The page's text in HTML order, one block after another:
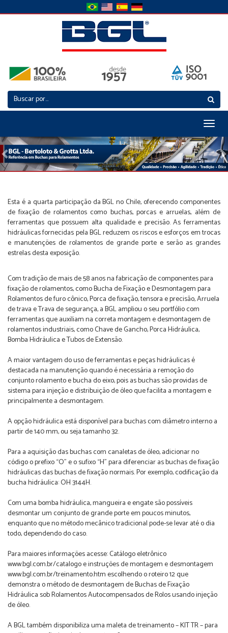
Previous
Esta é a quarta participação da BGL no Chile, oferecendo componentes
de fixação de rolamentos como buchas, porcas e arruelas, além de
ferramentas que possuem alta qualidade e precisão. As ferramentas
hidráulicas fornecidas pela BGL reduzem os riscos e esforços em trocas
e manutenções de rolamentos de grande porte e serão as grandes
estrelas desta exposição.
Com tradição de mais de 58 anos na fabricação de componentes para
fixação de rolamentos, como Bucha de Fixação e Desmontagem para
Rolamentos de furo cônico, Porca de fixação, tensora e precisão, Arruela
de trava e Trava de segurança, a BGL ampliou o seu portfólio com
ferramentas que auxiliam na correta montagem e desmontagem de
rolamentos industriais, como Chave de Gancho, Porca Hidráulica,
Bomba Hidráulica e Tubos de Extensão.
A maior vantagem do uso de ferramentas e peças hidráulicas é
destacada na manutenção quando é necessária a remoção do
conjunto rolamento e bucha do eixo, pois as buchas são providas de
sistema para injeção e distribuição de óleo que facilita a montagem e
principalmente a desmontagem.
A opção hidráulica está disponível para buchas com diâmetro interno a
partir de 140 mm, ou seja tamanho 32.
Para a aquisição das buchas com canaletas de óleo, adicionar no
código o prefixo “O” e o sufixo “H” para diferenciar as buchas de fixação
hidráulicas das buchas de fixação normais. Por exemplo, codificação da
bucha hidráulica: OH 3144H.
Com uma bomba hidráulica, mangueira e engate são possíveis
desmontar um conjunto de grande porte em poucos minutos,
enquanto que no método mecânico tradicional pode-se levar até o dia
todo, dependendo do caso.
Para maiores informações acesse: Catálogo eletrônico
www.bgl.com.br/catalogo e instruções de montagem e desmontagem
www.bgl.com.br/treinamento.htm escolhendo o roteiro 12 que
demonstra o método de desmontagem de Buchas de Fixação
Hidráulica sob Rolamentos Autocompensados de Rolos usando injeção
de óleo.
A BGL também disponibiliza uma maleta de treinamento – KIT TR – para